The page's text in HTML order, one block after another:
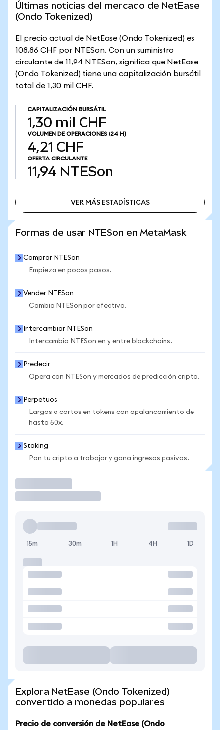
Últimas noticias del mercado de NetEase
(Ondo Tokenized)
El precio actual de NetEase (Ondo Tokenized) es
108,86 CHF por NTESon. Con un suministro
circulante de 11,94 NTESon, significa que NetEase
(Ondo Tokenized) tiene una capitalización bursátil
total de 1,30 mil CHF.
CAPITALIZACIÓN BURSÁTIL
1,30 mil CHF
VOLUMEN DE OPERACIONES (24 H)
4,21 CHF
OFERTA CIRCULANTE
11,94 NTESon
VER MÁS ESTADÍSTICAS
Formas de usar NTESon en MetaMask
Comprar NTESon
Empieza en pocos pasos.
Vender NTESon
Cambia NTESon por efectivo.
Intercambiar NTESon
Intercambia NTESon en y entre blockchains.
Predecir
Opera con NTESon y mercados de predicción cripto.
Perpetuos
Largos o cortos en tokens con apalancamiento de
hasta 50x.
Staking
Pon tu cripto a trabajar y gana ingresos pasivos.
15m 30m 1H 4H 1D
Explora NetEase (Ondo Tokenized)
convertido a monedas populares
Precio de conversión de NetEase (Ondo